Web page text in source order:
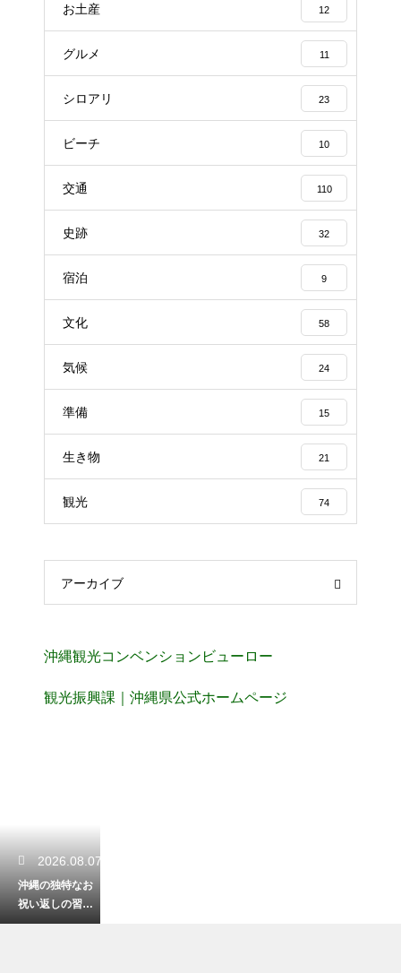
お土産 12
グルメ 11
シロアリ 23
ビーチ 10
交通 110
史跡 32
宿泊 9
文化 58
気候 24
準備 15
生き物 21
観光 74
アーカイブ
沖縄観光コンベンションビューロー
観光振興課｜沖縄県公式ホームページ
2026.08.07
沖縄の独特なお
祝い返しの習慣
とは？知ってお